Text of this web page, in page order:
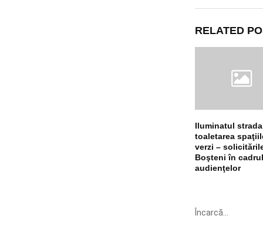
RELATED
Iluminatul
toaletarea
verzi –
Boşteni în cadrul
audienţelor
Încarcă...